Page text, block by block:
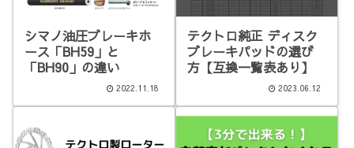
シマノ油圧ブレーキホ
ース「BH59」と
「BH90」の違い
2022.11.18
テクトロ純正 ディスク
ブレーキパッドの選び
方【互換一覧表あり】
2023.06.12